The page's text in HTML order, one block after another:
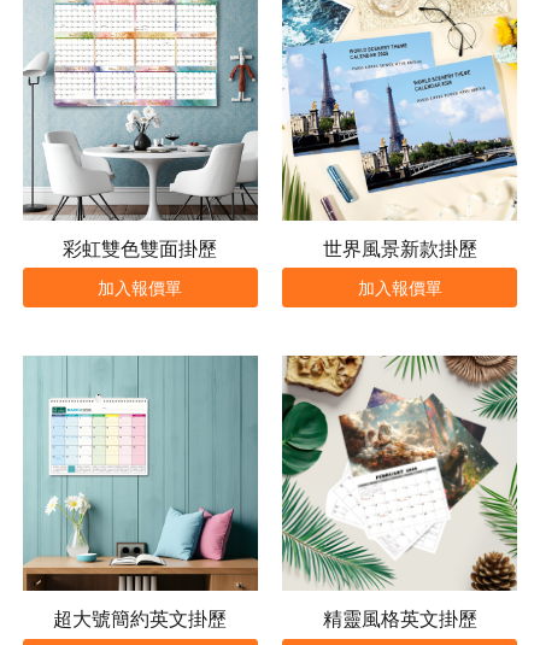
彩虹雙色雙面掛歷
加入報價單
世界風景新款掛歷
加入報價單
超大號簡約英文掛歷 精靈風格英文掛歷